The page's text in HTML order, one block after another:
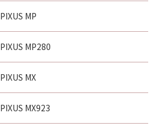
PIXUS MP
PIXUS MP280
PIXUS MX
PIXUS MX923